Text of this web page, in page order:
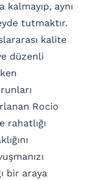
aynı
tutmaktır.
kalite
düzenli
Rocio
rahatlığı
bir araya